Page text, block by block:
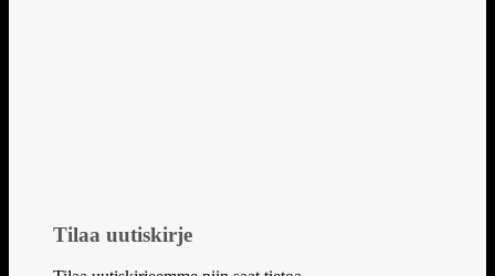
Tilaa uutiskirje